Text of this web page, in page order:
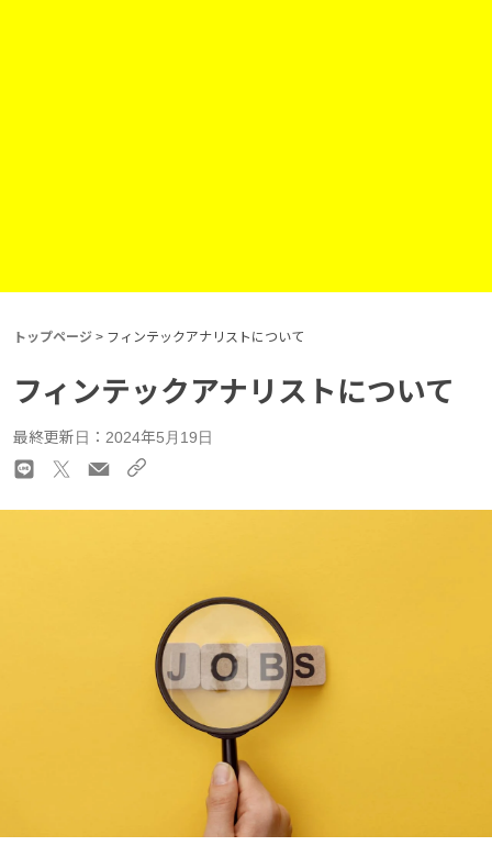
トップページ > フィンテックアナリストについて
フィンテックアナリストについて
最終更新日：2024年5月19日